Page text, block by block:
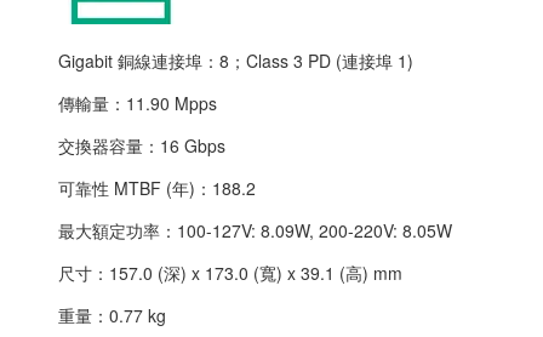
Gigabit 銅線連接埠：8；Class 3 PD (連接埠 1)
傳輸量：11.90 Mpps
交換器容量：16 Gbps
可靠性 MTBF (年)：188.2
最大額定功率：100-127V: 8.09W, 200-220V: 8.05W
尺寸：157.0 (深) x 173.0 (寬) x 39.1 (高) mm
重量：0.77 kg